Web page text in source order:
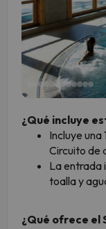
¿Qué incluye
Incluye una
Circuito de
La entrada
toalla y
¿Qué ofrece el